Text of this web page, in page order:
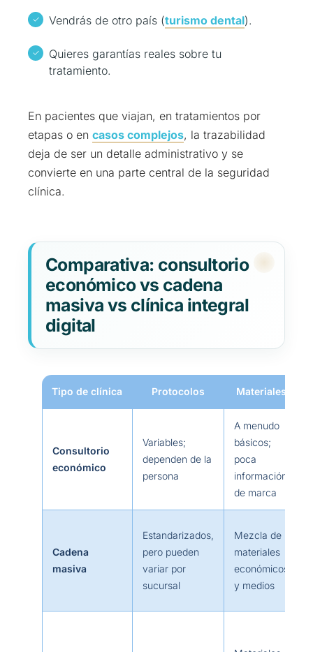
Vendrás de otro país (turismo dental).
Quieres garantías reales sobre tu
tratamiento.
En pacientes que viajan, en tratamientos por
etapas o en casos complejos, la trazabilidad
deja de ser un detalle administrativo y se
convierte en una parte central de la seguridad
clínica.
Comparativa: consultorio
económico vs cadena
masiva vs clínica integral
digital
Tipo de clínica Protocolos Materiales
Consultorio
económico
Variables;
dependen de la
persona
A menudo
básicos;
poca
información
de marca
Cadena
masiva
Estandarizados,
pero pueden
variar por
sucursal
Mezcla de
materiales
económicos
y medios